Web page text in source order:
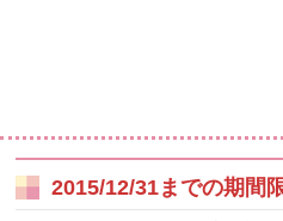
2015/12/31までの期間